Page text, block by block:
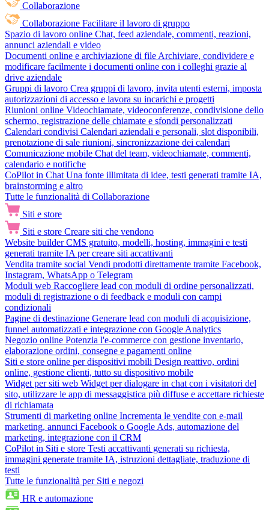
Collaborazione
Collaborazione Facilitare il lavoro di gruppo
Spazio di lavoro online Chat, feed aziendale, commenti, reazioni,
annunci aziendali e video
Documenti online e archiviazione di file Archiviare, condividere e
modificare facilmente i documenti online con i colleghi grazie al
drive aziendale
Gruppi di lavoro Crea gruppi di lavoro, invita utenti esterni, imposta
autorizzazioni di accesso e lavora su incarichi e progetti
Riunioni online Videochiamate, videoconferenze, condivisione dello
schermo, registrazione delle chiamate e sfondi personalizzati
Calendari condivisi Calendari aziendali e personali, slot disponibili,
prenotazione di sale riunioni, sincronizzazione dei calendari
Comunicazione mobile Chat del team, videochiamate, commenti,
calendario e notifiche
CoPilot in Chat Una fonte illimitata di idee, testi generati tramite IA,
brainstorming e altro
Tutte le funzionalità di Collaborazione
Siti e store
Siti e store Creare siti che vendono
Website builder CMS gratuito, modelli, hosting, immagini e testi
generati tramite IA per creare siti accattivanti
Vendita tramite social Vendi prodotti direttamente tramite Facebook,
Instagram, WhatsApp o Telegram
Moduli web Raccogliere lead con moduli di ordine personalizzati,
moduli di registrazione o di feedback e moduli con campi
condizionali
Pagine di destinazione Generare lead con moduli di acquisizione,
funnel automatizzati e integrazione con Google Analytics
Negozio online Potenzia l'e-commerce con gestione inventario,
elaborazione ordini, consegne e pagamenti online
Siti e store online per dispositivi mobili Design reattivo, ordini
online, gestione clienti, tutto su dispositivo mobile
Widget per siti web Widget per dialogare in chat con i visitatori del
sito, utilizzare le app di messaggistica più diffuse e accettare richieste
di richiamata
Strumenti di marketing online Incrementa le vendite con e-mail
marketing, annunci Facebook o Google Ads, automazione del
marketing, integrazione con il CRM
CoPilot in Siti e store Testi accattivanti generati su richiesta,
immagini generate tramite IA, istruzioni dettagliate, traduzione di
testi
Tutte le funzionalità per Siti e negozi
HR e automazione